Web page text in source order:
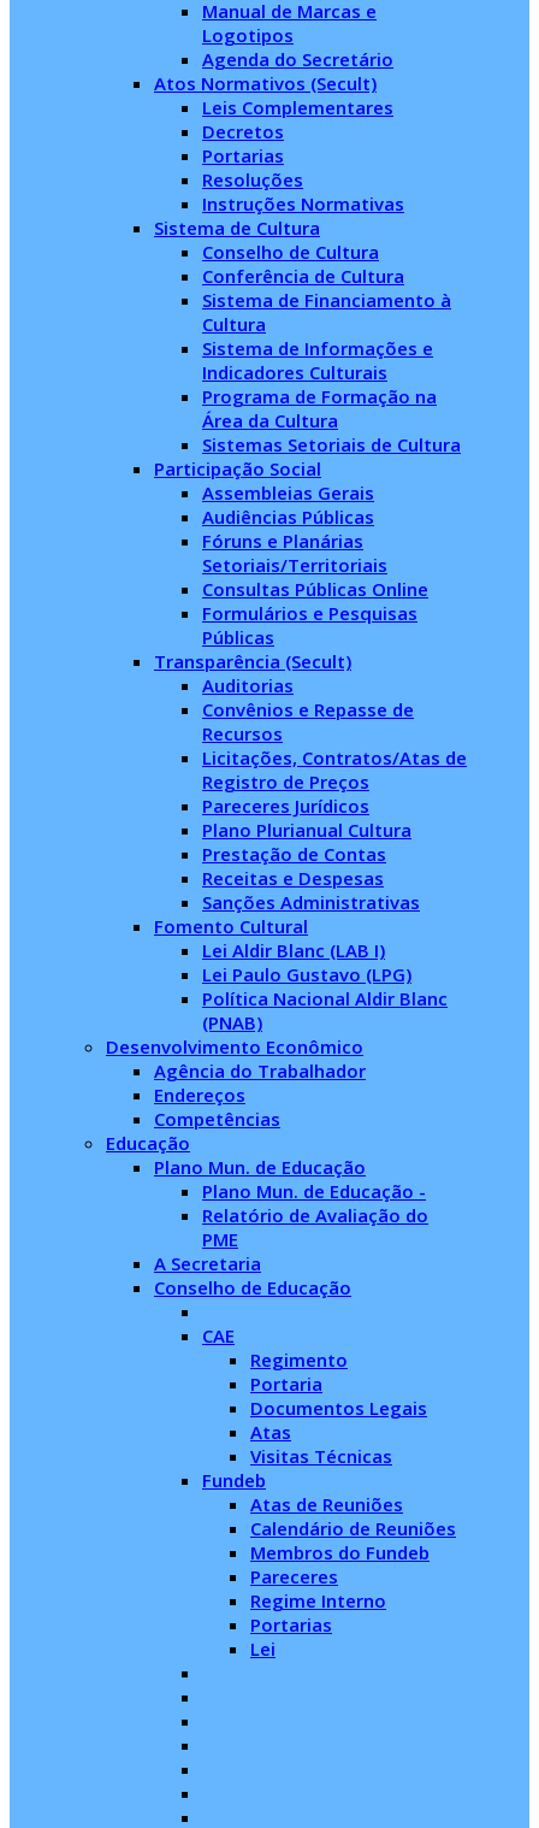
Manual de Marcas e
Logotipos
Agenda do Secretário
Atos Normativos (Secult)
Leis Complementares
Decretos
Portarias
Resoluções
Instruções Normativas
Sistema de Cultura
Conselho de Cultura
Conferência de Cultura
Sistema de Financiamento à
Cultura
Sistema de Informações e
Indicadores Culturais
Programa de Formação na
Área da Cultura
Sistemas Setoriais de Cultura
Participação Social
Assembleias Gerais
Audiências Públicas
Fóruns e Planárias
Setoriais/Territoriais
Consultas Públicas Online
Formulários e Pesquisas
Públicas
Transparência (Secult)
Auditorias
Convênios e Repasse de
Recursos
Licitações, Contratos/Atas de
Registro de Preços
Pareceres Jurídicos
Plano Plurianual Cultura
Prestação de Contas
Receitas e Despesas
Sanções Administrativas
Fomento Cultural
Lei Aldir Blanc (LAB I)
Lei Paulo Gustavo (LPG)
Política Nacional Aldir Blanc
(PNAB)
Desenvolvimento Econômico
Agência do Trabalhador
Endereços
Competências
Educação
Plano Mun. de Educação
Plano Mun. de Educação -
Relatório de Avaliação do
PME
A Secretaria
Conselho de Educação
CAE
Regimento
Portaria
Documentos Legais
Atas
Visitas Técnicas
Fundeb
Atas de Reuniões
Calendário de Reuniões
Membros do Fundeb
Pareceres
Regime Interno
Portarias
Lei